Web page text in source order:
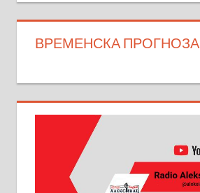
ВРЕМЕНСКА ПРОГНОЗА